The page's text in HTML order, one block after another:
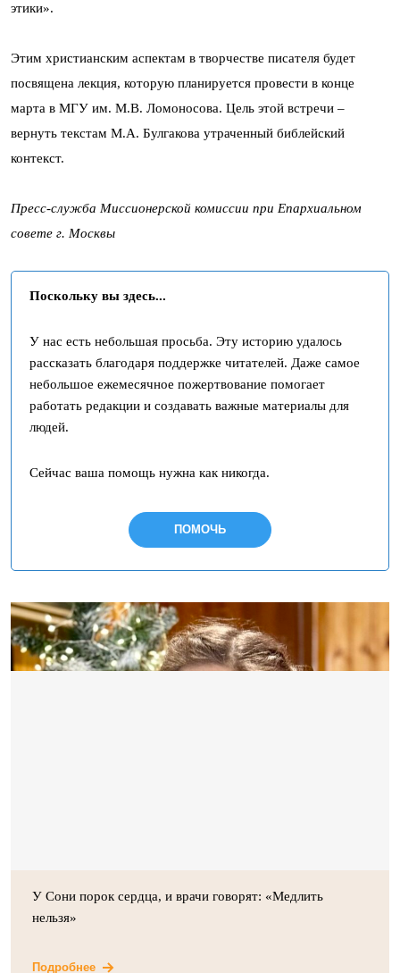
этики».
Этим христианским аспектам в творчестве писателя будет
посвящена лекция, которую планируется провести в конце
марта в МГУ им. М.В. Ломоносова. Цель этой встречи –
вернуть текстам М.А. Булгакова утраченный библейский
контекст.
Пресс-служба Миссионерской комиссии при Епархиальном
совете г. Москвы
Поскольку вы здесь...
У нас есть небольшая просьба. Эту историю удалось
рассказать благодаря поддержке читателей. Даже самое
небольшое ежемесячное пожертвование помогает
работать редакции и создавать важные материалы для
людей.
Сейчас ваша помощь нужна как никогда.
ПОМОЧЬ
У Сони порок сердца, и врачи говорят: «Медлить
нельзя»
Подробнее